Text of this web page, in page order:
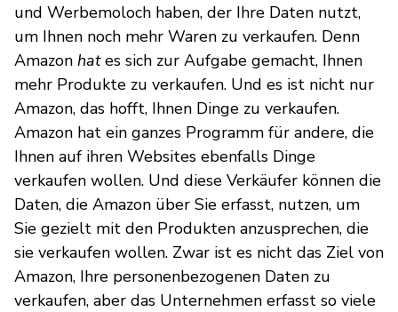
und Werbemoloch haben, der Ihre Daten nutzt,
um Ihnen noch mehr Waren zu verkaufen. Denn
Amazon hates sich zur Aufgabe gemacht, Ihnen
mehr Produkte zu verkaufen. Und es ist nicht nur
Amazon, das hofft, Ihnen Dinge zu verkaufen.
Amazon hat ein ganzes Programm für andere, die
Ihnen auf ihren Websites ebenfalls Dinge
verkaufen wollen. Und diese Verkäufer können die
Daten, die Amazon über Sie erfasst, nutzen, um
Sie gezielt mit den Produkten anzusprechen, die
sie verkaufen wollen. Zwar ist es nicht das Ziel von
Amazon, Ihre personenbezogenen Daten zu
verkaufen, aber das Unternehmen erfasst so viele